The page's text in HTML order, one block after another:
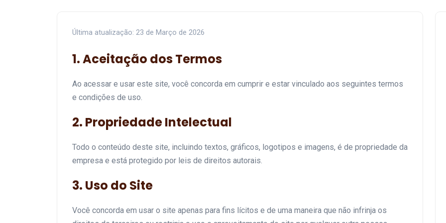
Última atualização: 23 de Março de 2026
1. Aceitação dos Termos
Ao acessar e usar este site, você concorda em cumprir e estar vinculado aos seguintes termos
e condições de uso.
2. Propriedade Intelectual
Todo o conteúdo deste site, incluindo textos, gráficos, logotipos e imagens, é de propriedade da
empresa e está protegido por leis de direitos autorais.
3. Uso do Site
Você concorda em usar o site apenas para fins lícitos e de uma maneira que não infrinja os